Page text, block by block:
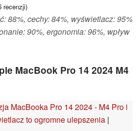
recenzji)
88%, cechy: 84%, wyświetlacz: 95%
90%, ergonomia: 96%, wpływ
MacBook Pro 14 2024 M4
MacBooka Pro 14 2024 - M4 Pro i
to ogromne ulepszenia |